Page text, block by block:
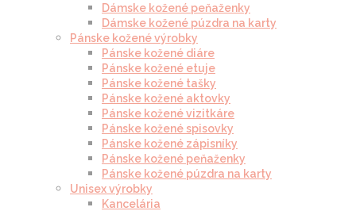
Dámske kožené peňaženky
Dámske kožené púzdra na karty
Pánske kožené výrobky
Pánske kožené diáre
Pánske kožené etuje
Pánske kožené tašky
Pánske kožené aktovky
Pánske kožené vizitkáre
Pánske kožené spisovky
Pánske kožené zápisníky
Pánske kožené peňaženky
Pánske kožené púzdra na karty
Unisex výrobky
Kancelária